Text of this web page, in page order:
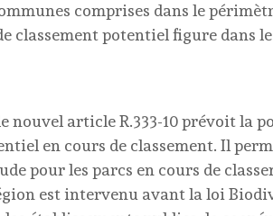
comprises dans le
classement potentiel figure dans
nouvel article R.333-10 prévoit la
en cours de classement. Il
pour les parcs en cours de
est intervenu avant la loi